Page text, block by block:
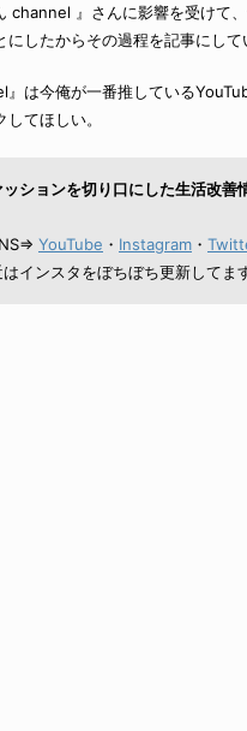
channel 』さんに影響を受けて
したからその過程を記事にして
』は今俺が一番推している
てほしい。
ッションを切り口にした生活改善
YouTube ・ Instagram ・
インスタをぼちぼち更新してま